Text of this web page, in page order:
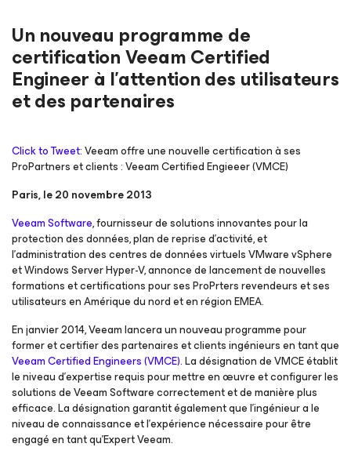
Un nouveau programme de
certification Veeam Certified
Engineer à l’attention des utilisateurs
et des partenaires
Click to Tweet: Veeam offre une nouvelle certification à ses
ProPartners et clients : Veeam Certified Engieeer (VMCE)
Paris, le 20 novembre 2013
Veeam Software, fournisseur de solutions innovantes pour la
protection des données, plan de reprise d’activité, et
l’administration des centres de données virtuels VMware vSphere
et Windows Server Hyper-V, annonce de lancement de nouvelles
formations et certifications pour ses ProPrters revendeurs et ses
utilisateurs en Amérique du nord et en région EMEA.
En janvier 2014, Veeam lancera un nouveau programme pour
former et certifier des partenaires et clients ingénieurs en tant que
Veeam Certified Engineers (VMCE). La désignation de VMCE établit
le niveau d’expertise requis pour mettre en œuvre et configurer les
solutions de Veeam Software correctement et de manière plus
efficace. La désignation garantit également que l’ingénieur a le
niveau de connaissance et l’expérience nécessaire pour être
engagé en tant qu’Expert Veeam.